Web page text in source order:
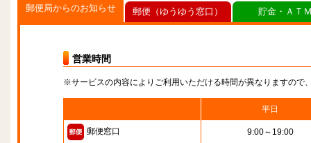
郵便局からのお知らせ
営業時間
※サービスの内容によりご利用いただける時間が異なりますので
平日
郵便窓口 9:00～19:00
郵便（ゆうゆう窓口） 貯金・ＡＴ